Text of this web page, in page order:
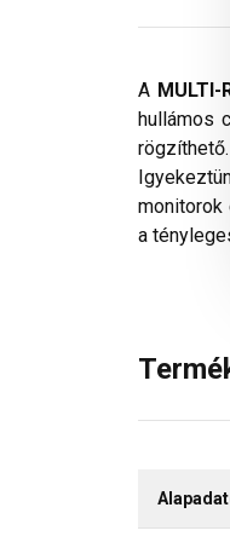
A
hullámos
monitorok
a